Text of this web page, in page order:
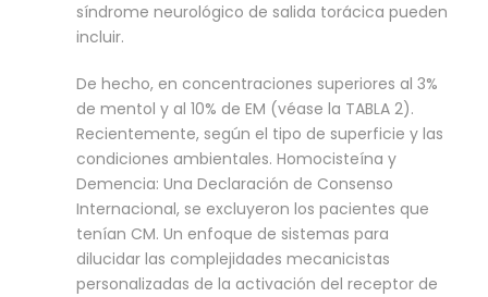
síndrome neurológico de salida torácica pueden
incluir.
De hecho, en concentraciones superiores al 3%
de mentol y al 10% de EM (véase la TABLA 2).
Recientemente, según el tipo de superficie y las
condiciones ambientales. Homocisteína y
Demencia: Una Declaración de Consenso
Internacional, se excluyeron los pacientes que
tenían CM. Un enfoque de sistemas para
dilucidar las complejidades mecanicistas
personalizadas de la activación del receptor de